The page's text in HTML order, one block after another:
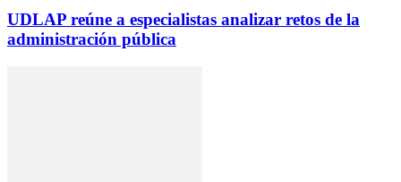
UDLAP reúne a especialistas analizar retos de la
administración pública